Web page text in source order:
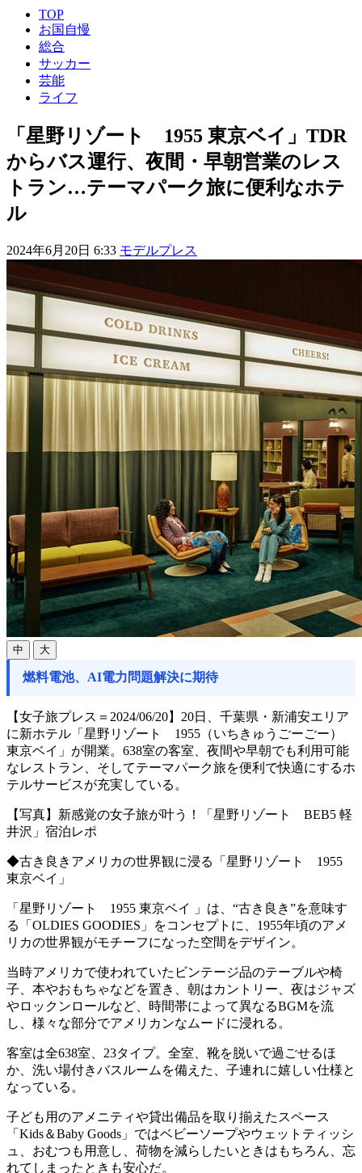
TOP
お国自慢
総合
サッカー
芸能
ライフ
「星野リゾート 1955 東京ベイ」TDR
からバス運行、夜間・早朝営業のレス
トラン…テーマパーク旅に便利なホテ
ル
2024年6月20日 6:33 モデルプレス
中 大
燃料電池、AI電力問題解決に期待
【女子旅プレス＝2024/06/20】20日、千葉県・新浦安エリア
に新ホテル「星野リゾート 1955（いちきゅうごーごー）
東京ベイ」が開業。638室の客室、夜間や早朝でも利用可能
なレストラン、そしてテーマパーク旅を便利で快適にするホ
テルサービスが充実している。
【写真】新感覚の女子旅が叶う！「星野リゾート BEB5 軽
井沢」宿泊レポ
◆古き良きアメリカの世界観に浸る「星野リゾート 1955
東京ベイ」
「星野リゾート 1955 東京ベイ 」は、“古き良き”を意味す
る「OLDIES GOODIES」をコンセプトに、1955年頃のアメ
リカの世界観がモチーフになった空間をデザイン。
当時アメリカで使われていたビンテージ品のテーブルや椅
子、本やおもちゃなどを置き、朝はカントリー、夜はジャズ
やロックンロールなど、時間帯によって異なるBGMを流
し、様々な部分でアメリカンなムードに浸れる。
客室は全638室、23タイプ。全室、靴を脱いで過ごせるほ
か、洗い場付きバスルームを備えた、子連れに嬉しい仕様と
なっている。
子ども用のアメニティや貸出備品を取り揃えたスペース
「Kids＆Baby Goods」ではベビーソープやウェットティッシ
ュ、おむつも用意し、荷物を減らしたいときはもちろん、忘
れてしまったときも安心だ。